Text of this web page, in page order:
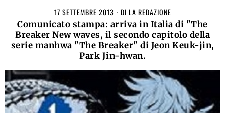
17 SETTEMBRE 2013 DI LA REDAZIONE
Comunicato stampa: arriva in Italia di "The
Breaker New waves, il secondo capitolo della
serie manhwa "The Breaker" di Jeon Keuk-jin,
Park Jin-hwan.